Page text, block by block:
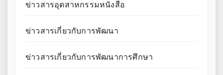
ข่าวสารอุตสาหกรรมหนังสือ
ข่าวสารเกี่ยวกับการพัฒนา
ข่าวสารเกี่ยวกับการพัฒนาการศึกษา